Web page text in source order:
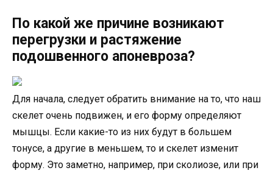
По какой же причине возникают
перегрузки и растяжение
подошвенного апоневроза?
Для начала, следует обратить внимание на то, что наш
скелет очень подвижен, и его форму определяют
мышцы. Если какие-то из них будут в большем
тонусе, а другие в меньшем, то и скелет изменит
форму. Это заметно, например, при сколиозе, или при